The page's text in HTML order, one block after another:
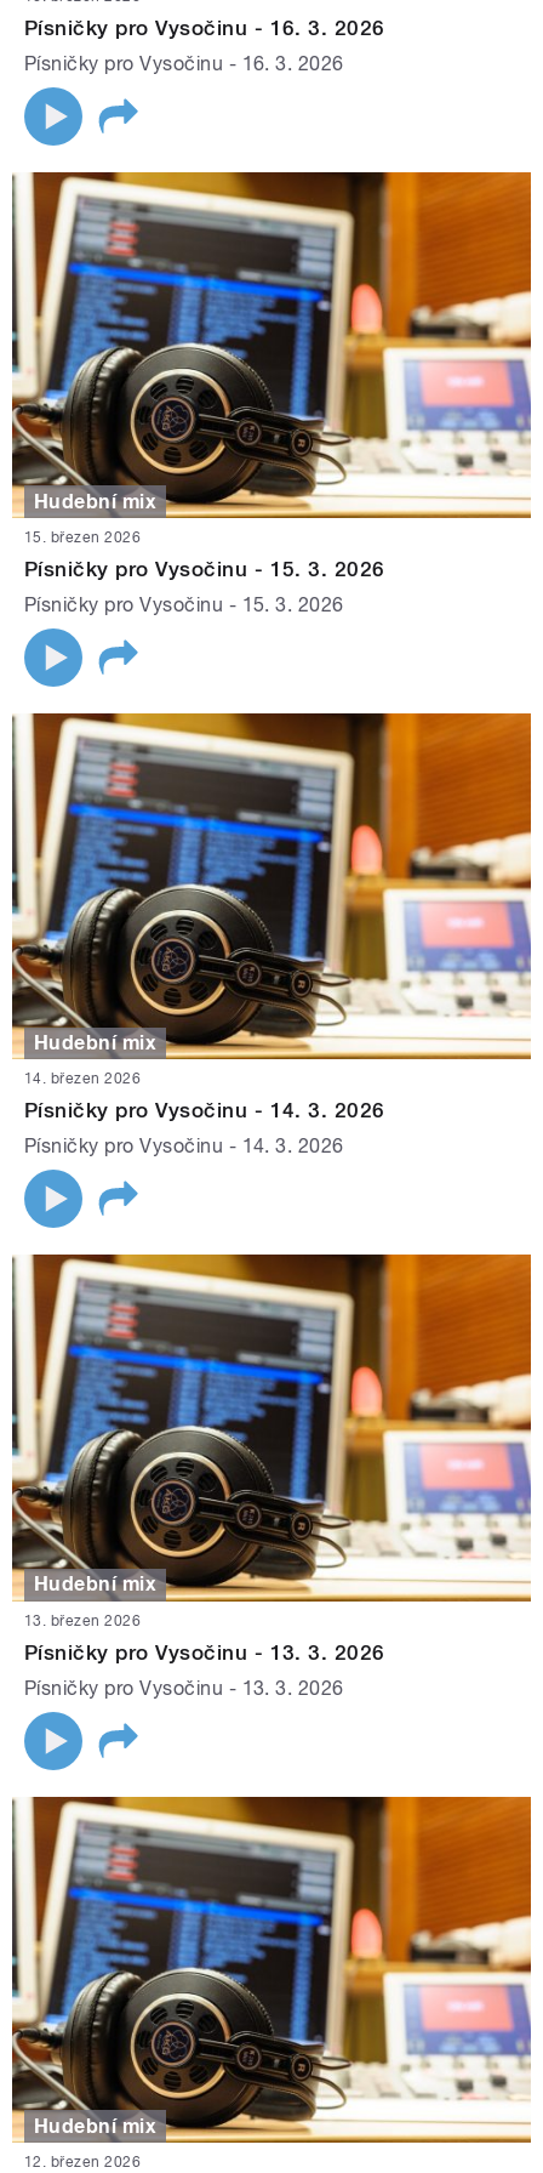
Písničky pro Vysočinu - 16. 3. 2026
Písničky pro Vysočinu - 16. 3. 2026
Hudební mix
15. březen 2026
Písničky pro Vysočinu - 15. 3. 2026
Písničky pro Vysočinu - 15. 3. 2026
Hudební mix
14. březen 2026
Písničky pro Vysočinu - 14. 3. 2026
Písničky pro Vysočinu - 14. 3. 2026
Hudební mix
13. březen 2026
Písničky pro Vysočinu - 13. 3. 2026
Písničky pro Vysočinu - 13. 3. 2026
Hudební mix
12. březen 2026